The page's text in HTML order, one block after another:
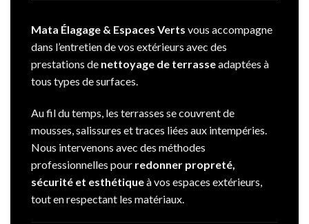
Mata Élagage & Espaces Verts vous accompagne
dans l’entretien de vos extérieurs avec des
prestations de nettoyage de terrasseadaptées à
tous types de surfaces.
Au fil du temps, les terrasses se couvrent de
mousses, salissures et traces liées aux intempéries.
Nous intervenons avec des méthodes
professionnelles pour redonner propreté,
sécurité et esthétiqueà vos espaces extérieurs,
tout en respectant les matériaux.